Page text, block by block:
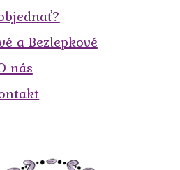
a Bezlepkové
nás